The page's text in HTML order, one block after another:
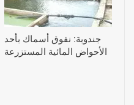
جندوبة: نفوق أسماك بأحد
الأحواض المائية المستزرعة